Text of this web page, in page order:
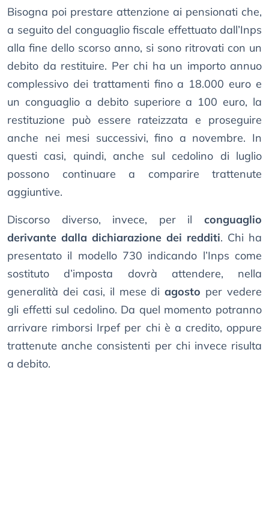
Bisogna poi prestare attenzione ai pensionati che,
a seguito del conguaglio fiscale effettuato dall’Inps
alla fine dello scorso anno, si sono ritrovati con un
debito da restituire. Per chi ha un importo annuo
complessivo dei trattamenti fino a 18.000 euro e
un conguaglio a debito superiore a 100 euro, la
restituzione può essere rateizzata e proseguire
anche nei mesi successivi, fino a novembre. In
questi casi, quindi, anche sul cedolino di luglio
possono continuare a comparire trattenute
aggiuntive.
Discorso diverso, invece, per il conguaglio
derivante dalla dichiarazione dei redditi. Chi ha
presentato il modello 730 indicando l’Inps come
sostituto d’imposta dovrà attendere, nella
generalità dei casi, il mese diagosto per vedere
gli effetti sul cedolino. Da quel momento potranno
arrivare rimborsi Irpef per chi è a credito, oppure
trattenute anche consistenti per chi invece risulta
a debito.